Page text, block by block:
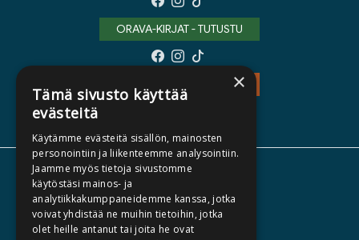
ORAVA-KIRJAT - TUTUSTU
TIETOA MEISTÄ
TEKIJÄT
KATALOGIT
×
Tämä sivusto käyttää
evästeitä
Käytämme evästeitä sisällön, mainosten
personointiin ja liikenteemme analysointiin.
Jaamme myös tietoja sivustomme
käytöstäsi mainos- ja
analytiikkakumppaneidemme kanssa, jotka
voivat yhdistää ne muihin tietoihin, jotka
olet heille antanut tai joita he ovat